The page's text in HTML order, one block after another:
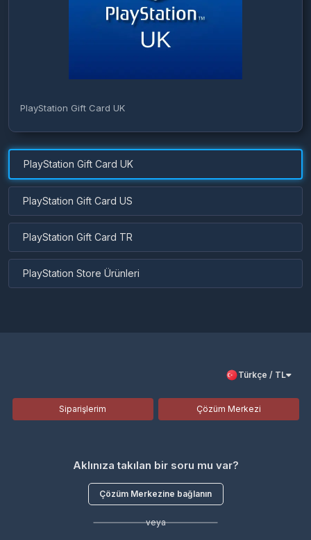
PlayStation Gift Card UK
PlayStation Gift Card UK
PlayStation Gift Card US
PlayStation Gift Card TR
PlayStation Store Ürünleri
Türkçe / TL
Siparişlerim Çözüm Merkezi
Aklınıza takılan bir soru mu var?
Çözüm Merkezine bağlanın
veya